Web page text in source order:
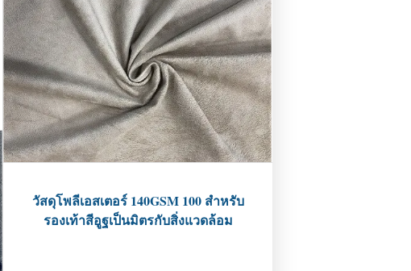
วัสดุโพลีเอสเตอร์ 140GSM 100 สำหรับ
รองเท้าสีอูฐเป็นมิตรกับสิ่งแวดล้อม